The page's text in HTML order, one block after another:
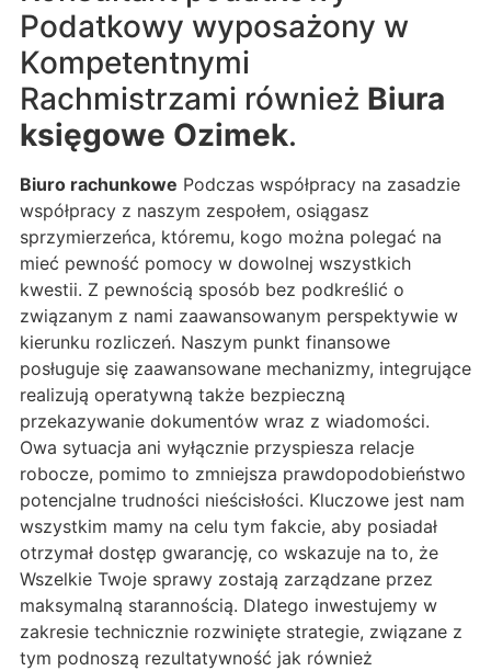
Podatkowy wyposażony w
Kompetentnymi
Rachmistrzami również Biura
księgowe Ozimek.
Biuro rachunkowe Podczas współpracy na zasadzie
współpracy z naszym zespołem, osiągasz
sprzymierzeńca, któremu, kogo można polegać na
mieć pewność pomocy w dowolnej wszystkich
kwestii. Z pewnością sposób bez podkreślić o
związanym z nami zaawansowanym perspektywie w
kierunku rozliczeń. Naszym punkt finansowe
posługuje się zaawansowane mechanizmy, integrujące
realizują operatywną także bezpieczną
przekazywanie dokumentów wraz z wiadomości.
Owa sytuacja ani wyłącznie przyspiesza relacje
robocze, pomimo to zmniejsza prawdopodobieństwo
potencjalne trudności nieścisłości. Kluczowe jest nam
wszystkim mamy na celu tym fakcie, aby posiadał
otrzymał dostęp gwarancję, co wskazuje na to, że
Wszelkie Twoje sprawy zostają zarządzane przez
maksymalną starannością. Dlatego inwestujemy w
zakresie technicznie rozwinięte strategie, związane z
tym podnoszą rezultatywność jak również